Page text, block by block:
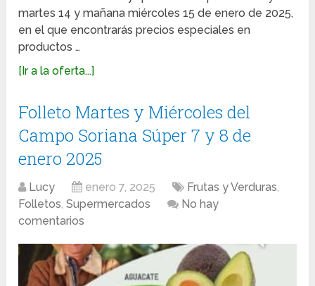
martes 14 y mañana miércoles 15 de enero de 2025,
en el que encontrarás precios especiales en
productos …
[Ir a la oferta...]
Folleto Martes y Miércoles del
Campo Soriana Súper 7 y 8 de
enero 2025
Lucy enero 7, 2025 Frutas y Verduras,
Folletos,Supermercados
No hay
comentarios